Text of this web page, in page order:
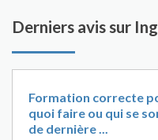
Derniers avis sur
Formation correcte
quoi faire ou qui se
de dernière ...